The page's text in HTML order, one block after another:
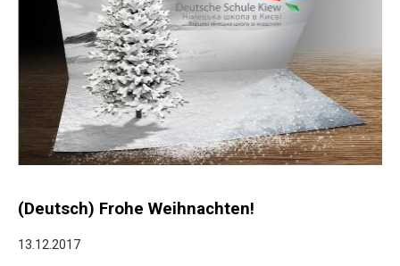
(Deutsch) Frohe Weihnachten!
13.12.2017